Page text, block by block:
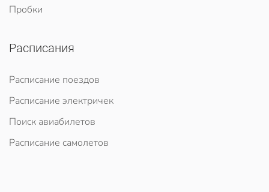
Пробки
Расписания
Расписание поездов
Расписание электричек
Поиск авиабилетов
Расписание самолетов